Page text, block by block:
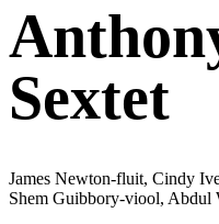
Sextet
James Newton-fluit, Cindy
Shem Guibbory-viool, Abdul